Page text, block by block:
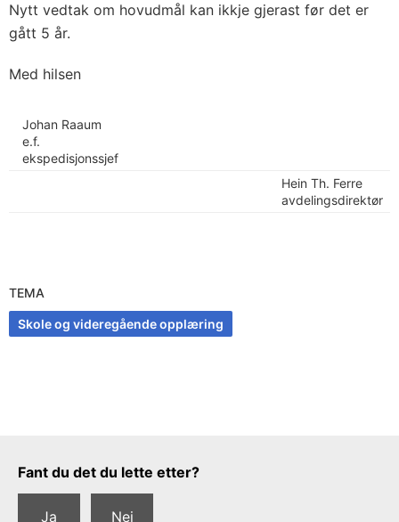
Nytt vedtak om hovudmål kan ikkje gjerast før det er
gått 5 år.
Med hilsen
Johan Raaum
e.f.
ekspedisjonssjef
Hein Th. Ferre
avdelingsdirektør
TEMA
Skole og videregående opplæring
Tilbakemeldingsskjema
Fant du det du lette etter?
Ja Nei